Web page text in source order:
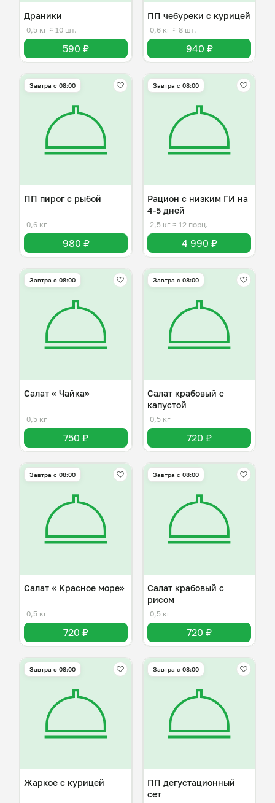
Драники
0,5 кг ≈ 10 шт.
590 ₽
ПП чебуреки с курицей
0,6 кг ≈ 8 шт.
940 ₽
Завтра c 08:00
ПП пирог с рыбой
0,6 кг
980 ₽
Завтра c 08:00
Рацион с низким ГИ на
4-5 дней
2,5 кг ≈ 12 порц.
4 990 ₽
Завтра c 08:00
Салат « Чайка»
0,5 кг
750 ₽
Завтра c 08:00
Салат крабовый с
капустой
0,5 кг
720 ₽
Завтра c 08:00
Салат « Красное море»
0,5 кг
720 ₽
Завтра c 08:00
Салат крабовый с
рисом
0,5 кг
720 ₽
Завтра c 08:00
Жаркое с курицей
Завтра c 08:00
ПП дегустационный
сет